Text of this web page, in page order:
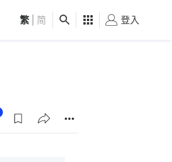
觀點 健康 好食玩飛
繁 简 登入